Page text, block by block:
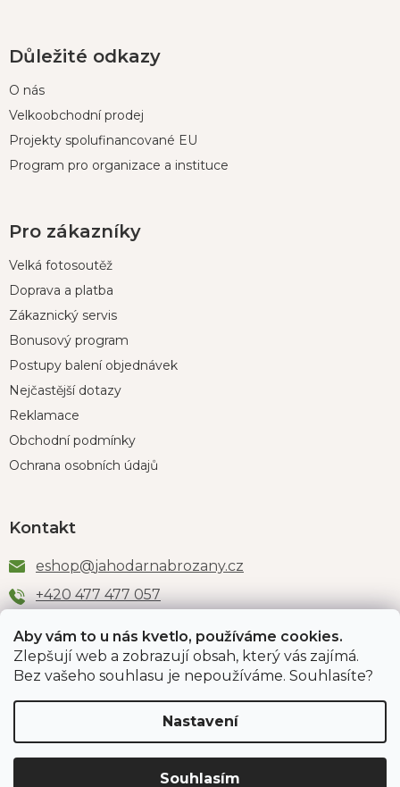
Aby vám to u nás kvetlo, používáme cookies.
Zlepšují web a zobrazují obsah, který vás zajímá.
Bez vašeho souhlasu je nepoužíváme. Souhlasíte?
Nastavení
Souhlasím
Důležité odkazy
O nás
Velkoobchodní prodej
Projekty spolufinancované EU
Program pro organizace a instituce
Pro zákazníky
Velká fotosoutěž
Doprava a platba
Zákaznický servis
Bonusový program
Postupy balení objednávek
Nejčastější dotazy
Reklamace
Obchodní podmínky
Ochrana osobních údajů
Kontakt
eshop@jahodarnabrozany.cz
+420 477 477 057
Odběr newsletteru